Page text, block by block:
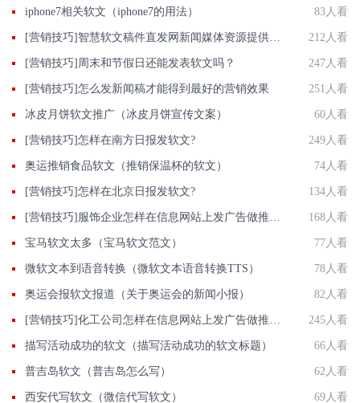
iphone7相关软文（iphone7的用法） 83人看
[营销技巧]智慧软文稿件直发网新闻媒体资源提供商发布一篇也是批发价 212人看
[营销技巧]周末和节假日还能发表软文吗？ 247人看
[营销技巧]怎么发新闻稿才能得到最好的营销效果 251人看
冰皮月饼软文推广（冰皮月饼宣传文案） 60人看
[营销技巧]怎样在南方日报发软文? 249人看
奥运推销食品软文（推销保温杯的软文） 74人看
[营销技巧]怎样在北京日报发软文? 134人看
[营销技巧]服饰企业怎样在信息网站上发广告做推广提高产品知名度呢 168人看
宝马软文太多（宝马软文范文） 77人看
微软文本到语音转换（微软文本语音转换TTS） 78人看
奥运会报软文报道（关于奥运会的新闻小报） 82人看
[营销技巧]化工公司怎样在信息网站上发广告做推广提高产品知名度呢 245人看
描写活动成功的软文（描写活动成功的软文标题） 66人看
普吉岛软文（普吉岛怎么写） 62人看
西安代写软文（微信代写软文） 69人看